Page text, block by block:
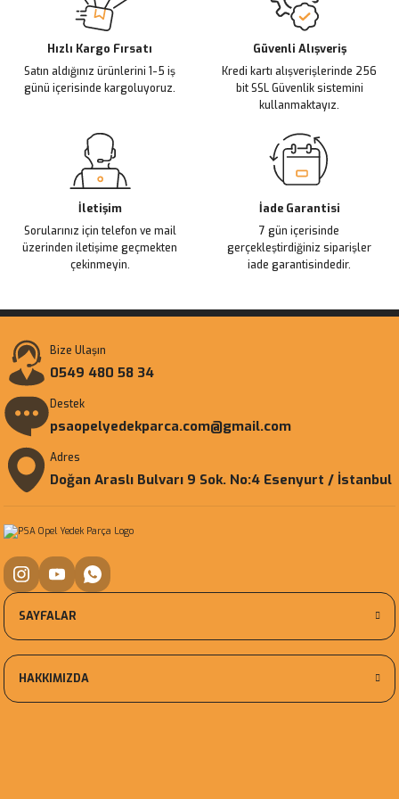
Ürün bilgilerinde hatalar bulunuyor.
Ürün fiyatı diğer sitelerden daha pahalı.
Bu ürüne benzer farklı alternatifler olmalı.
Hızlı Kargo Fırsatı
Satın aldığınız ürünlerini 1-5 iş
günü içerisinde kargoluyoruz.
Güvenli Alışveriş
Kredi kartı alışverişlerinde 256
bit SSL Güvenlik sistemini
kullanmaktayız.
İletişim
Sorularınız için telefon ve mail
üzerinden iletişime geçmekten
çekinmeyin.
İade Garantisi
7 gün içerisinde
gerçekleştirdiğiniz siparişler
iade garantisindedir.
Bize Ulaşın
0549 480 58 34
Destek
psaopelyedekparca.com@gmail.com
Adres
Doğan Araslı Bulvarı 9 Sok. No:4 Esenyurt / İstanbul
SAYFALAR
HAKKIMIZDA